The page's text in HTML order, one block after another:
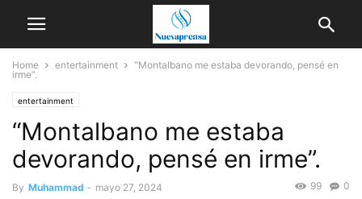
Home entertainment
“Montalbano me estaba devorando, pensé en
irme”.
entertainment
“Montalbano me estaba
devorando, pensé en irme”.
By Muhammad - mayo 27, 2024 0
99